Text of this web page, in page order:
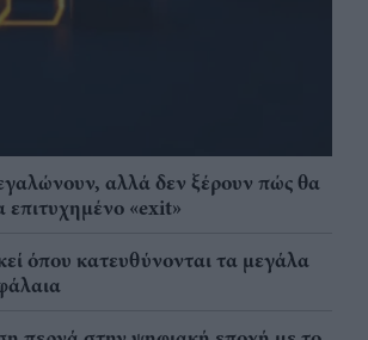
αλλά δεν ξέρουν πώς θα
«exit»
όπου κατευθύνονται τα μεγάλα